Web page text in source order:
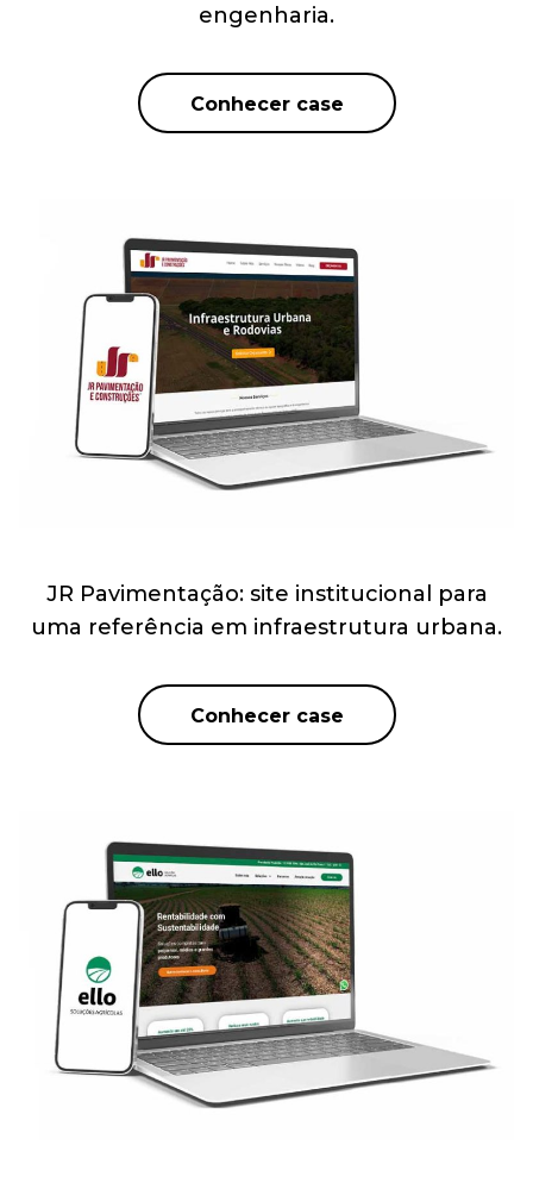
engenharia.
Conhecer case
JR Pavimentação: site institucional para
uma referência em infraestrutura urbana.
Conhecer case